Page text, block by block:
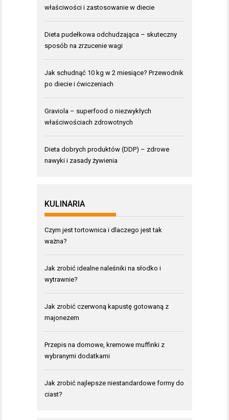
właściwości i zastosowanie w diecie
Dieta pudełkowa odchudzająca – skuteczny
sposób na zrzucenie wagi
Jak schudnąć 10 kg w 2 miesiące? Przewodnik
po diecie i ćwiczeniach
Graviola – superfood o niezwykłych
właściwościach zdrowotnych
Dieta dobrych produktów (DDP) – zdrowe
nawyki i zasady żywienia
KULINARIA
Czym jest tortownica i dlaczego jest tak
ważna?
Jak zrobić idealne naleśniki na słodko i
wytrawnie?
Jak zrobić czerwoną kapustę gotowaną z
majonezem
Przepis na domowe, kremowe muffinki z
wybranymi dodatkami
Jak zrobić najlepsze niestandardowe formy do
ciast?